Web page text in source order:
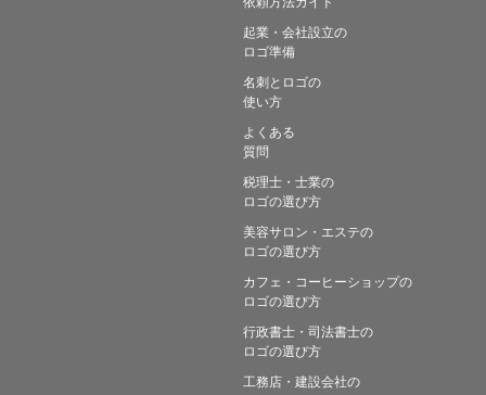
起業・会社設立の
ロゴ準備
名刺とロゴの
使い方
よくある
質問
税理士・士業の
ロゴの選び方
美容サロン・エステの
ロゴの選び方
カフェ・コーヒーショップの
ロゴの選び方
行政書士・司法書士の
ロゴの選び方
工務店・建設会社の